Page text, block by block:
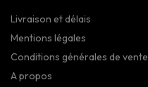
Livraison et délais
Mentions légales
Conditions générales de vente
A propos